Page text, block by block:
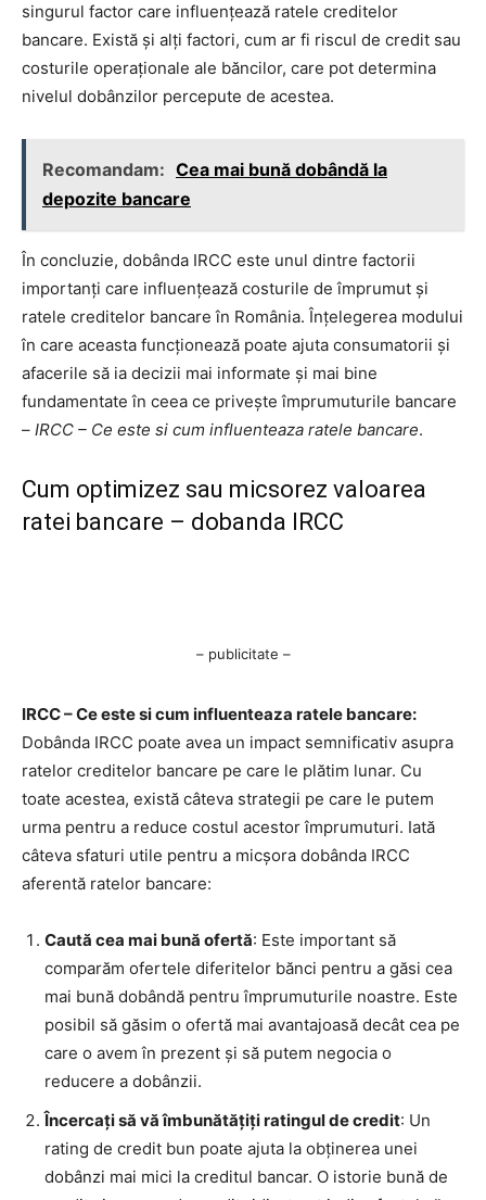
singurul factor care influențează ratele creditelor
bancare. Există și alți factori, cum ar fi riscul de credit sau
costurile operaționale ale băncilor, care pot determina
nivelul dobânzilor percepute de acestea.
Recomandam: Cea mai bună dobândă la
depozite bancare
În concluzie, dobânda IRCC este unul dintre factorii
importanți care influențează costurile de împrumut și
ratele creditelor bancare în România. Înțelegerea modului
în care aceasta funcționează poate ajuta consumatorii și
afacerile să ia decizii mai informate și mai bine
fundamentate în ceea ce privește împrumuturile bancare
– IRCC – Ce este si cum influenteaza ratele bancare.
Cum optimizez sau micsorez valoarea
ratei bancare – dobanda IRCC
– publicitate –
IRCC – Ce este si cum influenteaza ratele bancare:
Dobânda IRCC poate avea un impact semnificativ asupra
ratelor creditelor bancare pe care le plătim lunar. Cu
toate acestea, există câteva strategii pe care le putem
urma pentru a reduce costul acestor împrumuturi. Iată
câteva sfaturi utile pentru a micșora dobânda IRCC
aferentă ratelor bancare:
Caută cea mai bună ofertă: Este important să
comparăm ofertele diferitelor bănci pentru a găsi cea
mai bună dobândă pentru împrumuturile noastre. Este
posibil să găsim o ofertă mai avantajoasă decât cea pe
care o avem în prezent și să putem negocia o
reducere a dobânzii.
Încercați să vă îmbunătățiți ratingul de credit: Un
rating de credit bun poate ajuta la obținerea unei
dobânzi mai mici la creditul bancar. O istorie bună de